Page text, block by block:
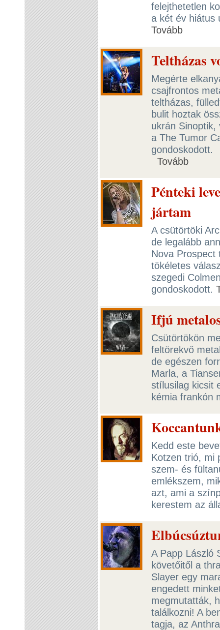
felejthetetlen
a két év hiátus
Tovább
Teltházas
Megérte
csajfrontos
teltházas,
bulit hoztak
ukrán
a The Tumor
gondoskodott.
Tovább
Pénteki
jártam
A csütörtöki
de legalább
Nova Prospect
tökéletes
szegedi
gondoskodott.
Ifjú
Csütörtökön
feltörekvő
de egészen
Marla, a
stílusilag kicsit
kémia frankón
Kedd este
Kotzen trió, mi
szem- és
emlékszem,
azt, ami a
kerestem az
A Papp László
követőitől a
Slayer egy
engedett
megmutatták,
találkozni! A
tagja, az